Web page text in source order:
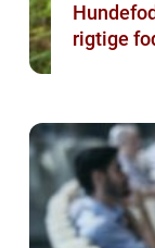
rigtige